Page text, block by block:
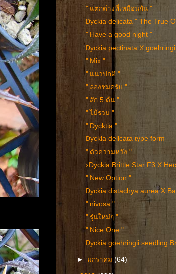
" แตกต่างที่เหมือนกัน "
Dyckia delicata " The True
" Have a good night "
Dyckia pectinata X goehringii
" Mix "
" แนวปกติ "
" ลองชมครับ "
" สัก 5 ต้น "
" ไม้รวม "
" Dycktia "
Dyckia delicata type form
" ตัวความหวัง "
xDyckia Brittle Star F3 X
" New Option "
Dyckia distachya aurea X
" nivosa "
" รุ่นใหม่ๆ "
" Nice One "
Dyckia goehringii seedling
►มกราคม(64)